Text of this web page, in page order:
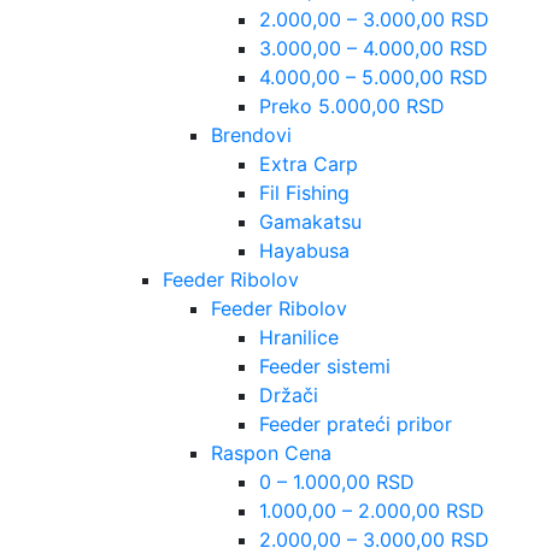
2.000,00 – 3.000,00 RSD
3.000,00 – 4.000,00 RSD
4.000,00 – 5.000,00 RSD
Preko 5.000,00 RSD
Brendovi
Extra Carp
Fil Fishing
Gamakatsu
Hayabusa
Feeder Ribolov
Feeder Ribolov
Hranilice
Feeder sistemi
Držači
Feeder prateći pribor
Raspon Cena
0 – 1.000,00 RSD
1.000,00 – 2.000,00 RSD
2.000,00 – 3.000,00 RSD